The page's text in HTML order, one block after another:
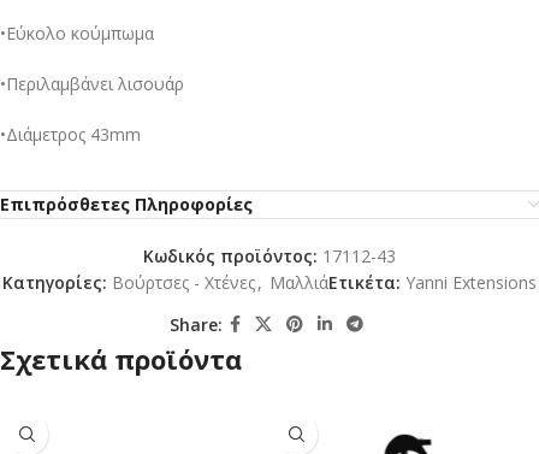
•Εύκολο κούμπωμα
•Περιλαμβάνει λισουάρ
•Διάμετρος 43mm
Επιπρόσθετες Πληροφορίες
Κωδικός προϊόντος: 17112-43
Κατηγορίες: Βούρτσες - Χτένες, ΜαλλιάΕτικέτα: Yanni Extensions
Share:
Σχετικά προϊόντα